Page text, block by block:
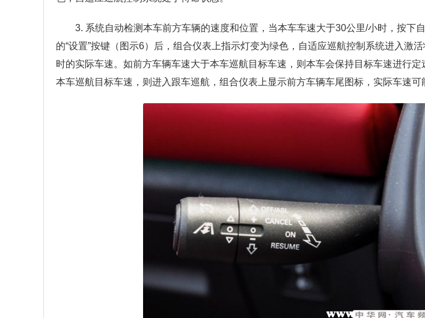
3. 系统自动检测本车前方车辆的速度和位置，当本车车速大于30公里/小时，按下
的“设置”按键（图示6）后，组合仪表上指示灯变为绿色，自适应巡航控制系统进入激
时的实际车速。如前方车辆车速大于本车巡航目标车速，则本车会保持目标车速进行
本车巡航目标车速，则进入跟车巡航，组合仪表上显示前方车辆车尾图标，实际车速可